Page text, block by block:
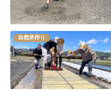
自然米作り